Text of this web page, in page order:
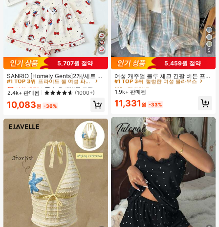
5,707원 절약
SANRIO [Homely Gents]2개/세트 여
성 프린트 라펠 반팔 버튼 포켓 상의
및 보우 반바지 잠옷 세트, 캐주얼 홈
웨어, 봄/여름에 적합
#1 TOP 3위
프라이드 월 여성 파자마 세트
거의 매진!
높은 재방문 고객
#1 TOP 3위
프라이드 월 여성 파자마 세트
거의 매진!
높은 재방문 고객
#1 TOP 3위
프라이드 월 여성 파자마 세트
거의 매진!
높은 재방문 고객
#1 TOP 3위
프라이드 월 여성 파자마 세트
거의 매진!
2.4k+ 판매됨 (1000+)
10,083원 -36%
5
5,459원 절약
여성 캐주얼 블루 체크 긴팔 버튼 프론
트 폴리에스터 셔츠, 레귤러 핏, 봄 의
류, 편안한 스타일
#1 TOP 3위 헐렁한 여성 블라우스
110+ 명 "예쁨"
#1 TOP 3위 헐렁한 여성 블라우스
110+ 명 "예쁨"
#1 TOP 3위 헐렁한 여성 블라우스
110+ 명 "예쁨"
#1 TOP 3위
110+ 명 "예쁨"
1.9k+ 판매됨
11,331 원 -33%